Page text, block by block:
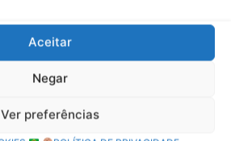
Aceitar
Negar
Ver preferências
optaram por se dirigir aos
Crawford cometeu um
limites de pista na curva 11, no
competidores erraram.
a segunda obtida na temporada